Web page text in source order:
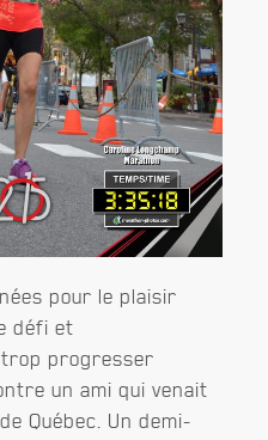
pour le plaisir
défi et
trop progresser
un ami qui venait
Québec. Un demi-